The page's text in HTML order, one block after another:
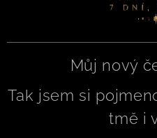
Můj nový
Tak jsem si
tmě i